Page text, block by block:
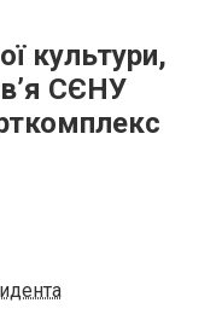
культури,
СЄНУ